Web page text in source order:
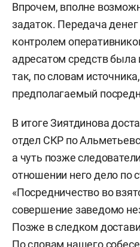
Впрочем, вполне
задаток. Передача
контролем
адресатом средств
так, по словам
предполагаемый
В итоге Зиятдинова
отдел СКР по
а чуть позже
отношении него дело по
«Посредничество во
совершение заведомо
Позже в следком
По словам нашего